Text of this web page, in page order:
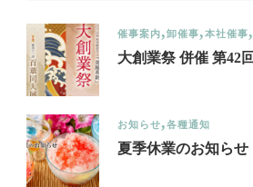
催事案内 卸催事 本社催事
大創業祭 併催 第42
お知らせ 各種通知
夏季休業のお知らせ